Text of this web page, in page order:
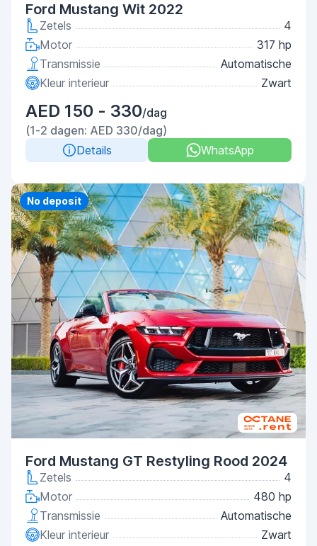
Ford Mustang Wit 2022
Zetels
4
Motor
317 hp
Transmissie
Automatische
Kleur interieur
Zwart
AED 150 - 330/dag
(1-2 dagen: AED 330/dag)
Details
WhatsApp
Priority
No deposit
Ford Mustang GT Restyling Rood 2024
Zetels
4
Motor
480 hp
Transmissie
Automatische
Kleur interieur
Zwart